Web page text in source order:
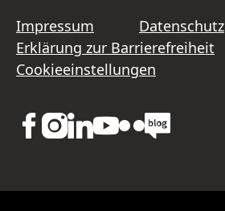
Impressum
Datenschutz
Erklärung zur Barrierefreiheit
Cookieeinstellungen